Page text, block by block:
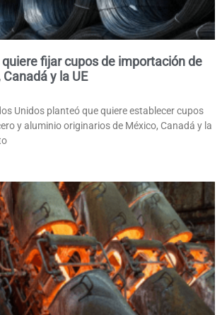
quiere fijar cupos de importación de
y la UE
Unidos planteó que quiere establecer cupos
y aluminio originarios de México, Canadá y la